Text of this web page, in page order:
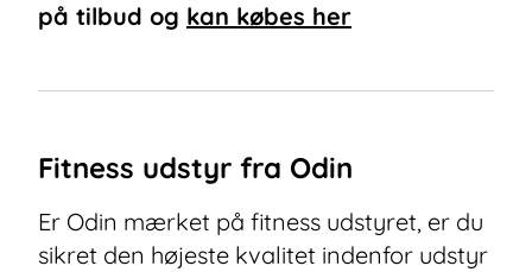
på tilbud og kan købes her
Fitness udstyr fra Odin
Er Odin mærket på fitness udstyret, er du
sikret den højeste kvalitet indenfor udstyr